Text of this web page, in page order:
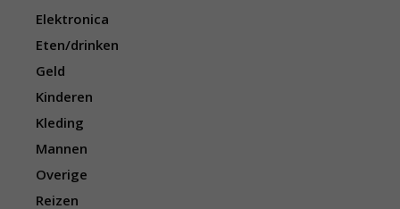
Elektronica
Eten/drinken
Geld
Kinderen
Kleding
Mannen
Overige
Reizen